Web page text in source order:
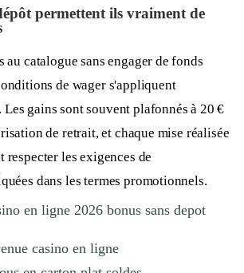
permettent ils vraiment de
catalogue sans engager de fonds
de wager s'appliquent
Les gains sont souvent plafonnés à 20 €
de retrait, et chaque mise réalisée
respecter les exigences de
dans les termes promotionnels.
en ligne 2026 bonus sans depot
casino en ligne